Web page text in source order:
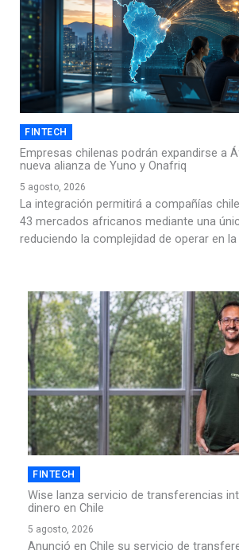
FINTECH
Empresas chilenas podrán expandirse a
nueva alianza de Yuno y Onafriq
5 agosto, 2026
La integración permitirá a compañías
43 mercados africanos mediante una
reduciendo la complejidad de operar en la
FINTECH
Wise lanza servicio de transferencias
dinero en Chile
5 agosto, 2026
Anunció en Chile su servicio de